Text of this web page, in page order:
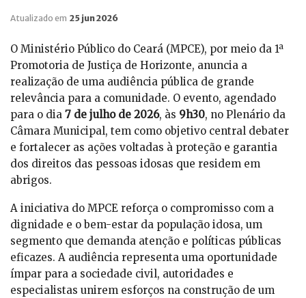
Atualizado em 25 jun 2026
O Ministério Público do Ceará (MPCE), por meio da 1ª
Promotoria de Justiça de Horizonte, anuncia a
realização de uma audiência pública de grande
relevância para a comunidade. O evento, agendado
para o dia 7 de julho de 2026, às 9h30, no Plenário da
Câmara Municipal, tem como objetivo central debater
e fortalecer as ações voltadas à proteção e garantia
dos direitos das pessoas idosas que residem em
abrigos.
A iniciativa do MPCE reforça o compromisso com a
dignidade e o bem-estar da população idosa, um
segmento que demanda atenção e políticas públicas
eficazes. A audiência representa uma oportunidade
ímpar para a sociedade civil, autoridades e
especialistas unirem esforços na construção de um